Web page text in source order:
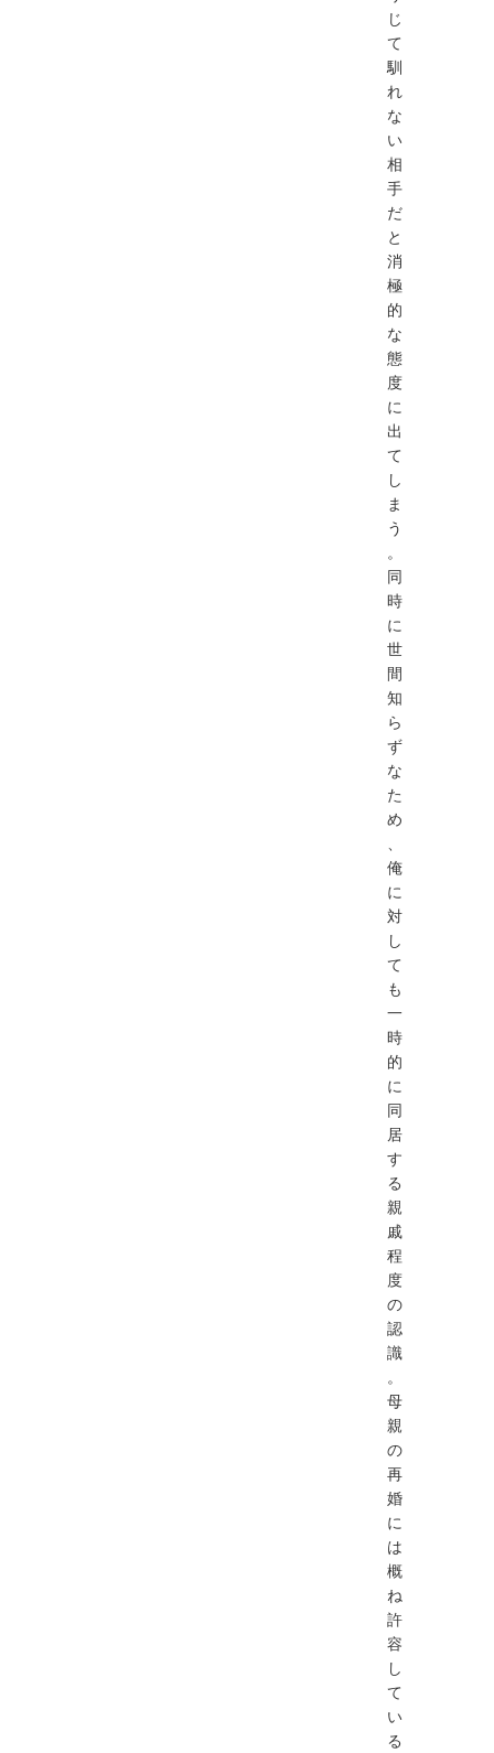
じ
て
馴
れ
な
い
相
手
だ
と
消
極
的
な
態
度
に
出
て
し
ま
う
。
同
時
に
世
間
知
ら
ず
な
た
め
、
俺
に
対
し
て
も
一
時
的
に
同
居
す
る
親
戚
程
度
の
認
識
。
母
親
の
再
婚
に
は
概
ね
許
容
し
て
い
る